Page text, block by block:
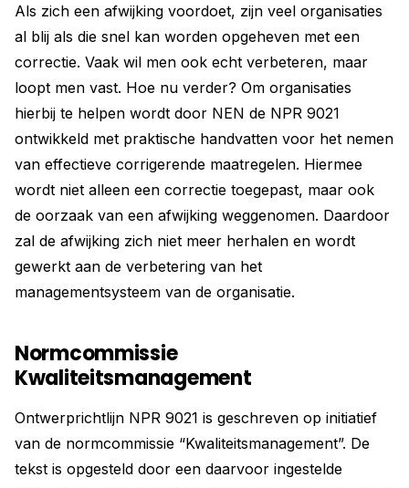
Als zich een afwijking voordoet, zijn veel organisaties
al blij als die snel kan worden opgeheven met een
correctie. Vaak wil men ook echt verbeteren, maar
loopt men vast. Hoe nu verder? Om organisaties
hierbij te helpen wordt door NEN de NPR 9021
ontwikkeld met praktische handvatten voor het nemen
van effectieve corrigerende maatregelen. Hiermee
wordt niet alleen een correctie toegepast, maar ook
de oorzaak van een afwijking weggenomen. Daardoor
zal de afwijking zich niet meer herhalen en wordt
gewerkt aan de verbetering van het
managementsysteem van de organisatie.
Normcommissie
Kwaliteitsmanagement
Ontwerprichtlijn NPR 9021 is geschreven op initiatief
van de normcommissie “Kwaliteitsmanagement”. De
tekst is opgesteld door een daarvoor ingestelde